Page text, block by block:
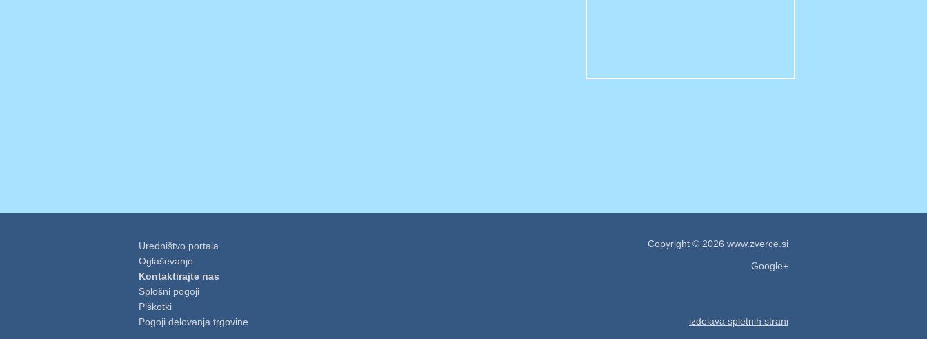
Uredništvo portala
Oglaševanje
Kontaktirajte nas
Splošni pogoji
Piškotki
Pogoji delovanja trgovine
Copyright © 2026 www.zverce.si
Google+
izdelava spletnih strani